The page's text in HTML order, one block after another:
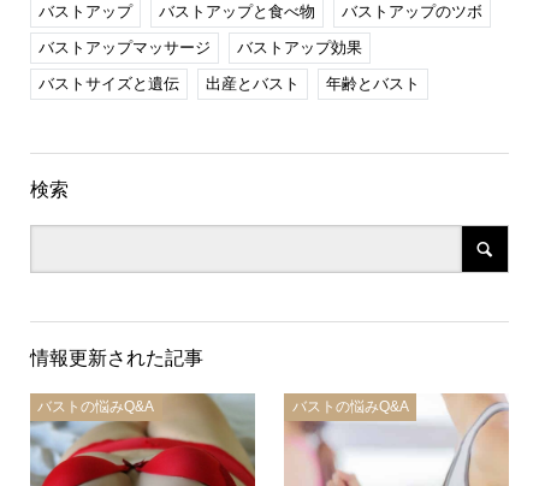
バストアップ
バストアップと食べ物
バストアップのツボ
バストアップマッサージ
バストアップ効果
バストサイズと遺伝
出産とバスト 年齢とバスト
検索
情報更新された記事
バストの悩みQ&A バストの悩みQ&A